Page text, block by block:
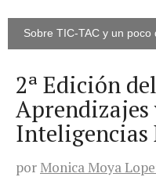
Sobre TIC-TAC y un poco
2ª Edición
por Monica Moya